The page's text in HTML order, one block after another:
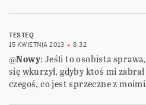
TESTEQ
15 KWIETNIA 2013
8:32
@Nowy: Jeśli to osobista
się wkurzył, gdyby ktoś mi
czegoś, co jest sprzeczne z